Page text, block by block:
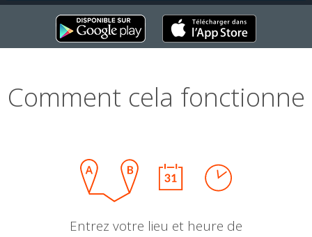
Comment cela fonctionne
Entrez votre lieu et heure de